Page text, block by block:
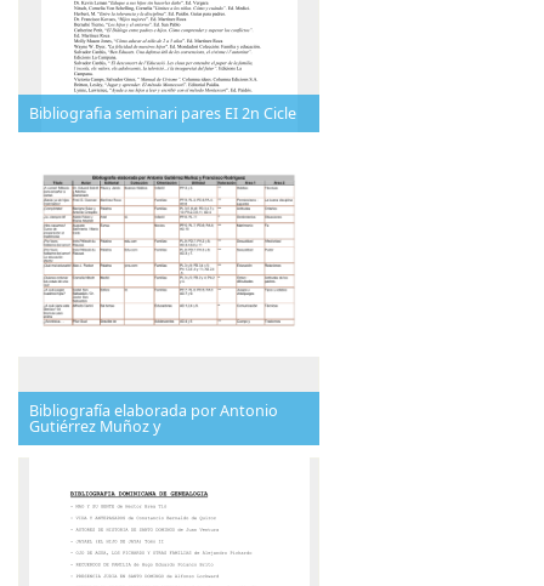
Bibliografia seminari pares EI 2n Cicle
Bibliografía elaborada por Antonio
Gutiérrez Muñoz y